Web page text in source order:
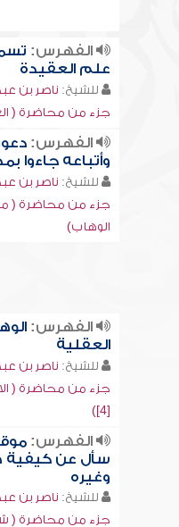
الفهرس:
علم العقيدة
للشيخ: ناصر بن
جزء من محاضرة (
الفهرس:
وأتباعه جاءوا
للشيخ: ناصر بن
جزء من محاضرة (
الوهاب)
الفهرس:
العقلية
للشيخ: ناصر بن
جزء من محاضرة (
[4])
الفهرس:
سأل عن كيفية
وغيره
للشيخ: ناصر بن
جزء من محاضرة (